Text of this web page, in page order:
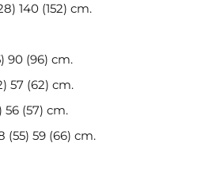
140 (152) cm.
90 (96) cm.
57 (62) cm.
56 (57) cm.
(55) 59 (66) cm.